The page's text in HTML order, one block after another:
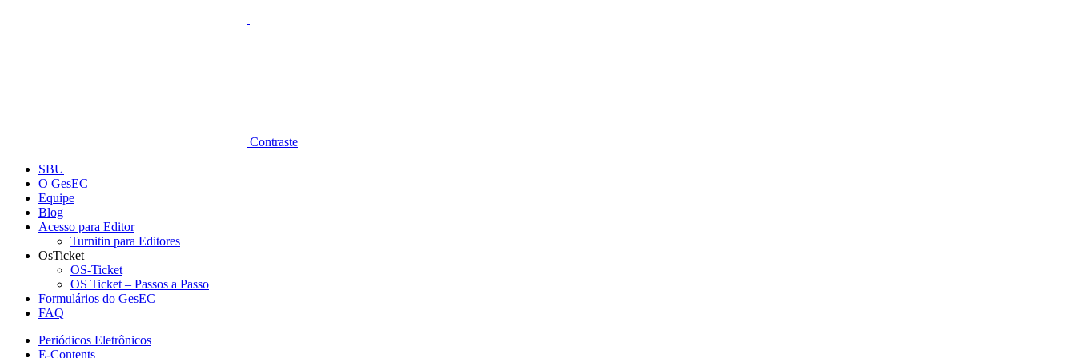
Contraste
SBU
O GesEC
Equipe
Blog
Acesso para Editor
Turnitin para Editores
OsTicket
OS-Ticket
OS Ticket – Passos a Passo
Formulários do GesEC
FAQ
Periódicos Eletrônicos
E-Contents